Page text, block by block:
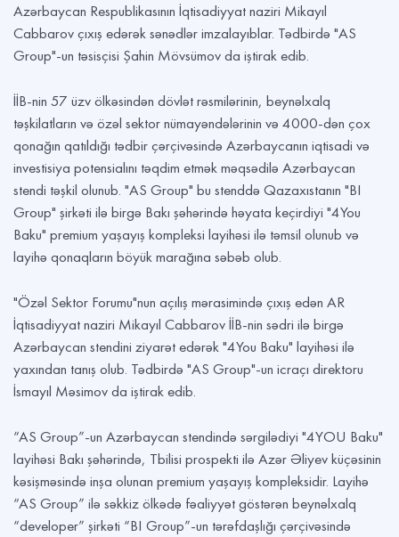
Azərbaycan Respublikasının İqtisadiyyat naziri Mikayıl
Cabbarov çıxış edərək sənədlər imzalayıblar. Tədbirdə "AS
Group"-un təsisçisi Şahin Mövsümov da iştirak edib.
İİB-nin 57 üzv ölkəsindən dövlət rəsmilərinin, beynəlxalq
təşkilatların və özəl sektor nümayəndələrinin və 4000-dən çox
qonağın qatıldığı tədbir çərçivəsində Azərbaycanın iqtisadi və
investisiya potensialını təqdim etmək məqsədilə Azərbaycan
stendi təşkil olunub. "AS Group" bu stenddə Qazaxıstanın "BI
Group" şirkəti ilə birgə Bakı şəhərində həyata keçirdiyi "4You
Baku" premium yaşayış kompleksi layihəsi ilə təmsil olunub və
layihə qonaqların böyük marağına səbəb olub.
"Özəl Sektor Forumu"nun açılış mərasimində çıxış edən AR
İqtisadiyyat naziri Mikayıl Cabbarov İİB-nin sədri ilə birgə
Azərbaycan stendini ziyarət edərək "4You Baku" layihəsi ilə
yaxından tanış olub. Tədbirdə "AS Group"-un icraçı direktoru
İsmayıl Məsimov da iştirak edib.
“AS Group”-un Azərbaycan stendində sərgilədiyi "4YOU Baku"
layihəsi Bakı şəhərində, Tbilisi prospekti ilə Azər Əliyev küçəsinin
kəsişməsində inşa olunan premium yaşayış kompleksidir. Layihə
“AS Group” ilə səkkiz ölkədə fəaliyyət göstərən beynəlxalq
“developer” şirkəti “BI Group”-un tərəfdaşlığı çərçivəsində